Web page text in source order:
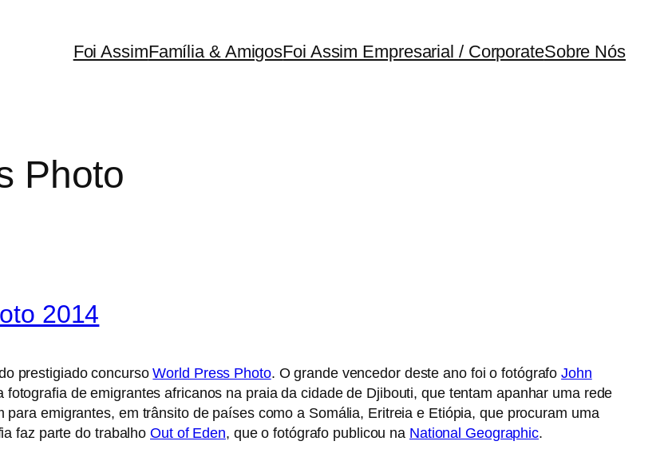
Foi AssimFamília & AmigosFoi Assim Empresarial / CorporateSobre Nós
Photo
2014
prestigiado concursoWorld Press Photo. O grande vencedor deste ano foi o fotógrafoJohn
fotografia de emigrantes africanos na praia da cidade de Djibouti, que tentam apanhar uma rede
emigrantes, em trânsito de países como a Somália, Eritreia e Etiópia, que procuram uma
faz parte do trabalhoOut of Eden, que o fotógrafo publicou na National Geographic.